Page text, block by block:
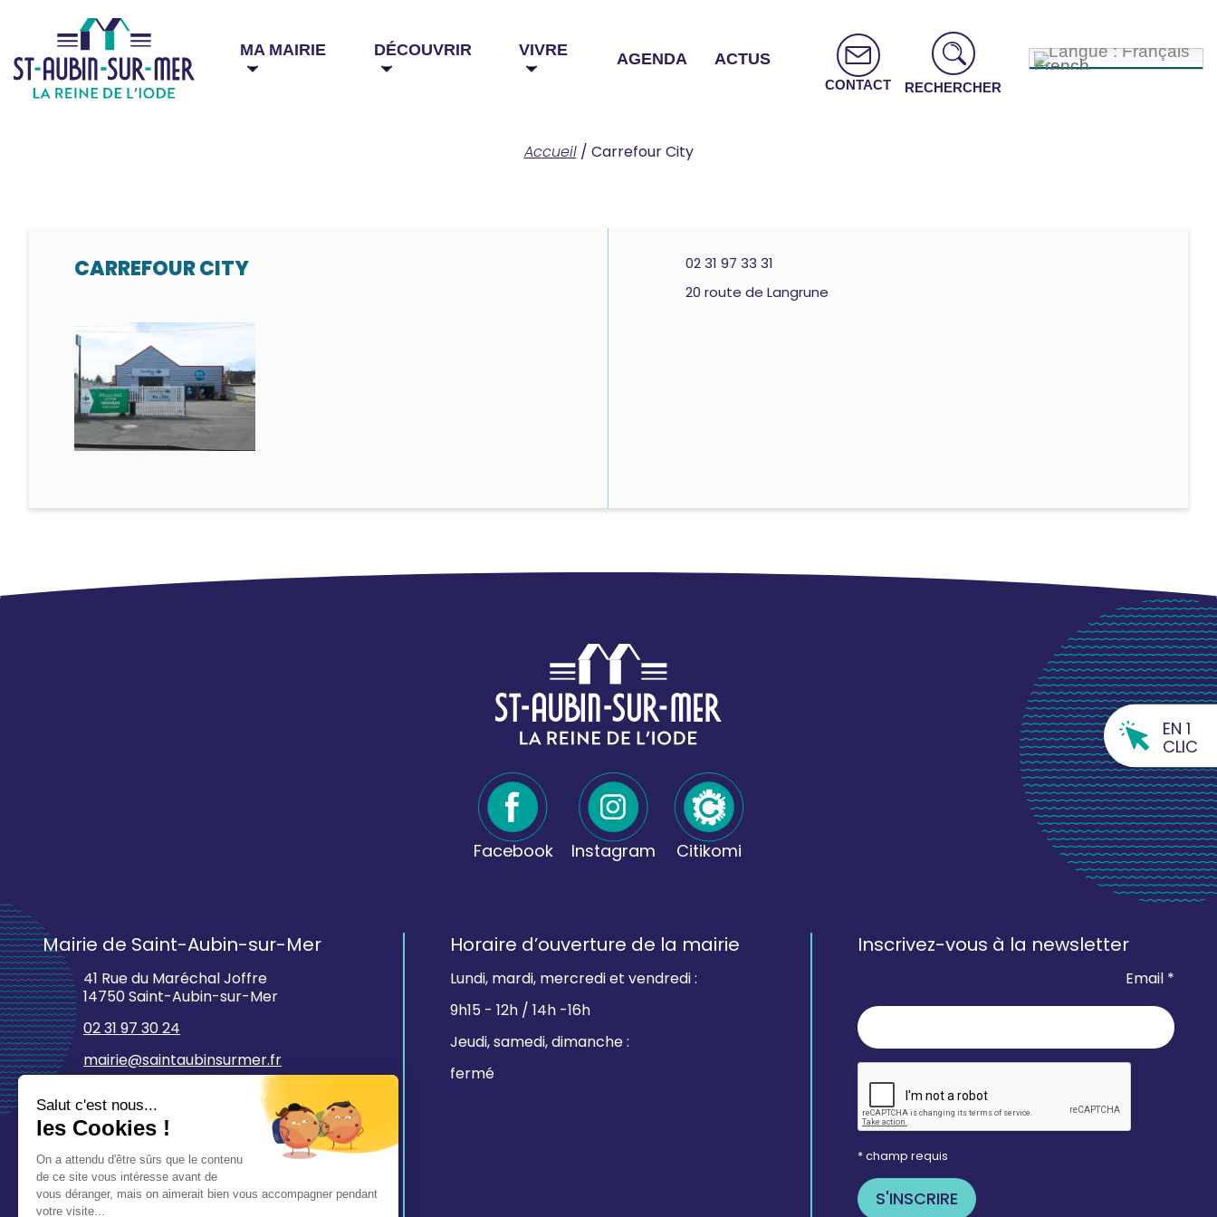
MA MAIRIE DÉCOUVRIR VIVRE AGENDA ACTUS
CONTACT RECHERCHER
French
Accueil/ Carrefour City
CARREFOUR CITY
02 31 97 33 31
20 route de Langrune
Facebook Instagram Citikomi
Mairie de Saint-Aubin-sur-Mer
41 Rue du Maréchal Joffre
14750 Saint-Aubin-sur-Mer
02 31 97 30 24
mairie@saintaubinsurmer.fr
Horaire d’ouverture de la mairie
Lundi, mardi, mercredi et vendredi :
9h15 - 12h / 14h -16h
Jeudi, samedi, dimanche :
fermé
Inscrivez-vous à la newsletter
Email *
* champ requis
EN 1
CLIC